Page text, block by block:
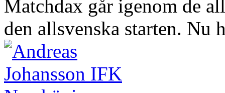
Matchdax går igenom de
den allsvenska starten. Nu